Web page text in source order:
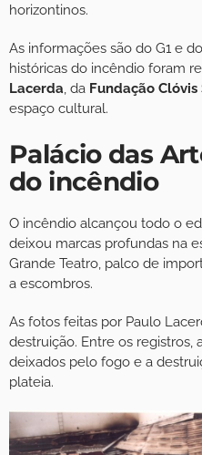
horizontinos.
As informações são do G1 e
históricas do incêndio foram
Lacerda, da Fundação
espaço cultural.
Palácio das
do incêndio
O incêndio alcançou todo o
deixou marcas profundas na
Grande Teatro, palco de
a escombros.
As fotos feitas por Paulo
destruição. Entre os registros,
deixados pelo fogo e a
plateia.